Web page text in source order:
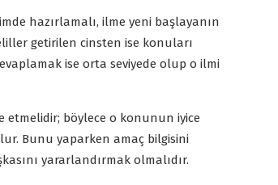
hazırlamalı, ilme yeni başlayanın
getirilen cinsten ise konuları
ise orta seviyede olup o ilmi
etmelidir; böylece o konunun iyice
Bunu yaparken amaç bilgisini
yararlandırmak olmalıdır.